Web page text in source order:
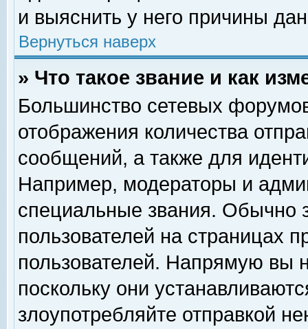
и выяснить у него причины
Вернуться наверх
» Что такое звание и как
Большинство сетевых
отображения количества
сообщений, а также для
Например, модераторы и
специальные звания. Обычно
пользователей на страницах
пользователей. Напрямую вы
поскольку они
злоупотребляйте отправкой